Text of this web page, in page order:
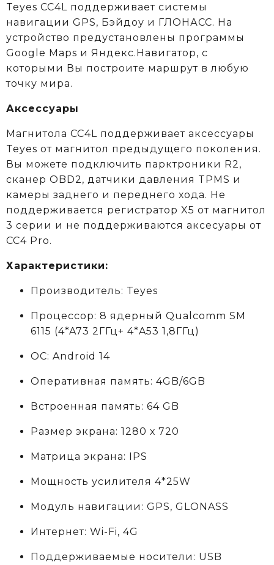
Teyes CC4L поддерживает системы
навигации GPS, Бэйдоу и ГЛОНАСС. На
устройство предустановлены программы
Google Maps и Яндекс.Навигатор, с
которыми Вы построите маршрут в любую
точку мира.
Аксессуары
Магнитола CC4L поддерживает аксессуары
Teyes от магнитол предыдущего поколения.
Вы можете подключить парктроники R2,
сканер OBD2, датчики давления TPMS и
камеры заднего и переднего хода. Не
поддерживается регистратор X5 от магнитол
3 серии и не поддерживаются аксеcуары от
CC4 Pro.
Характеристики:
Производитель: Teyes
Процессор: 8 ядерный Qualcomm SM
6115 (4*A73 2ГГц+ 4*A53 1,8ГГц)
ОС: Android 14
Оперативная память: 4GB/6GB
Встроенная память: 64 GB
Размер экрана: 1280 х 720
Матрица экрана: IPS
Мощность усилителя 4*25W
Модуль навигации: GPS, GLONASS
Интернет: Wi-Fi, 4G
Поддерживаемые носители: USB